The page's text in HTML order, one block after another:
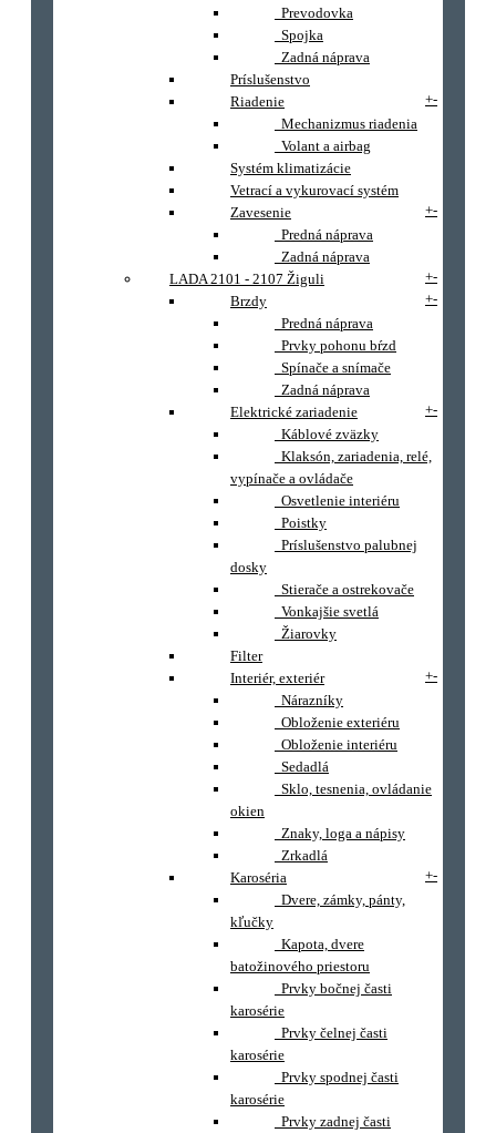
Prevodovka
Spojka
Zadná náprava
Príslušenstvo
Riadenie
+-
Mechanizmus riadenia
Volant a airbag
Systém klimatizácie
Vetrací a vykurovací systém
Zavesenie
+-
Predná náprava
Zadná náprava
LADA 2101 - 2107 Žiguli
+-
Brzdy
+-
Predná náprava
Prvky pohonu bŕzd
Spínače a snímače
Zadná náprava
Elektrické zariadenie
+-
Káblové zväzky
Klaksón, zariadenia, relé,
vypínače a ovládače
Osvetlenie interiéru
Poistky
Príslušenstvo palubnej
dosky
Stierače a ostrekovače
Vonkajšie svetlá
Žiarovky
Filter
Interiér, exteriér
+-
Nárazníky
Obloženie exteriéru
Obloženie interiéru
Sedadlá
Sklo, tesnenia, ovládanie
okien
Znaky, loga a nápisy
Zrkadlá
Karoséria
+-
Dvere, zámky, pánty,
kľučky
Kapota, dvere
batožinového priestoru
Prvky bočnej časti
karosérie
Prvky čelnej časti
karosérie
Prvky spodnej časti
karosérie
Prvky zadnej časti